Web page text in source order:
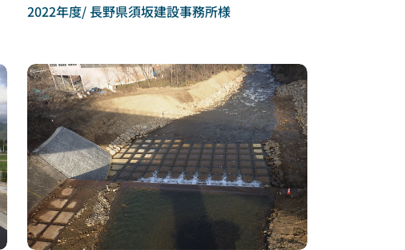
2022年度 長野県須坂建設事務所様